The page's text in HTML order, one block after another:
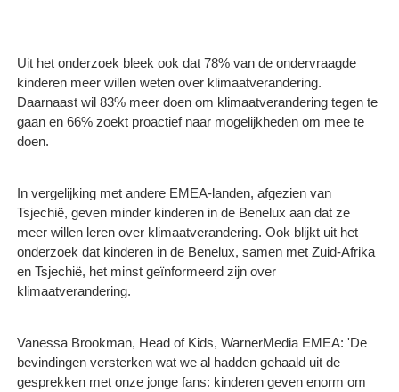
Uit het onderzoek bleek ook dat 78% van de ondervraagde
kinderen meer willen weten over klimaatverandering.
Daarnaast wil 83% meer doen om klimaatverandering tegen te
gaan en 66% zoekt proactief naar mogelijkheden om mee te
doen.
In vergelijking met andere EMEA-landen, afgezien van
Tsjechië, geven minder kinderen in de Benelux aan dat ze
meer willen leren over klimaatverandering. Ook blijkt uit het
onderzoek dat kinderen in de Benelux, samen met Zuid-Afrika
en Tsjechië, het minst geïnformeerd zijn over
klimaatverandering.
Vanessa Brookman, Head of Kids, WarnerMedia EMEA: 'De
bevindingen versterken wat we al hadden gehaald uit de
gesprekken met onze jonge fans: kinderen geven enorm om